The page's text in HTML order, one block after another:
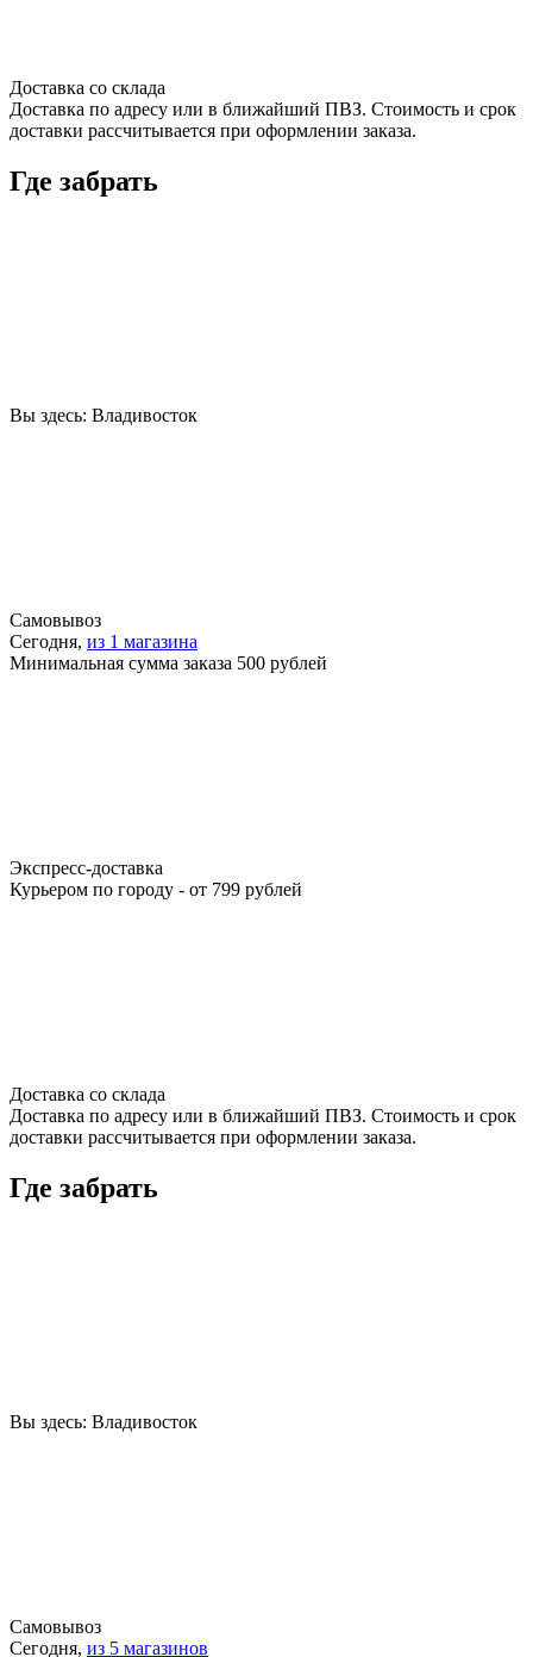
Доставка со склада
Доставка по адресу или в ближайший ПВЗ. Стоимость и срок
доставки рассчитывается при оформлении заказа.
Где забрать
Вы здесь: Владивосток
Самовывоз
Сегодня, из 1 магазина
Минимальная сумма заказа 500 рублей
Экспресс-доставка
Курьером по городу - от 799 рублей
Доставка со склада
Доставка по адресу или в ближайший ПВЗ. Стоимость и срок
доставки рассчитывается при оформлении заказа.
Где забрать
Вы здесь: Владивосток
Самовывоз
Сегодня, из 5 магазинов